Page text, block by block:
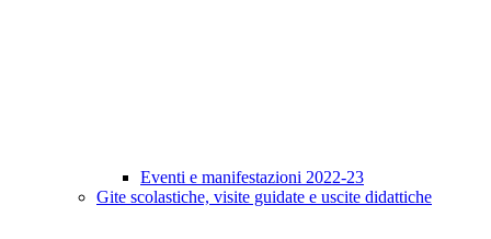
Eventi e manifestazioni 2022-23
Gite scolastiche, visite guidate e uscite didattiche